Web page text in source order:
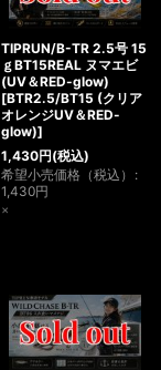
TIPRUN/B-TR 2.5号 15
ｇBT15REAL ヌマエビ
(UV＆RED-glow)
[BTR2.5/BT15 (クリア
オレンジUV＆RED-
glow)]
1,430円(税込)
希望小売価格（税込） :
1,430円
×